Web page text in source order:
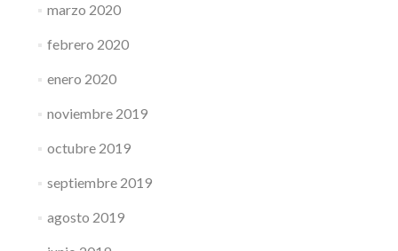
marzo 2020
febrero 2020
enero 2020
noviembre 2019
octubre 2019
septiembre 2019
agosto 2019